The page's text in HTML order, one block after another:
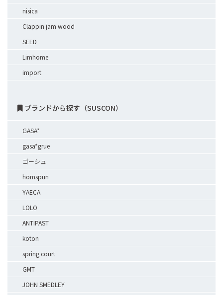
nisica
Clappin jam wood
SEED
Limhome
import
ブランドから探す（SUSCON）
GASA*
gasa*grue
ゴーシュ
homspun
YAECA
LOLO
ANTIPAST
koton
spring court
GMT
JOHN SMEDLEY